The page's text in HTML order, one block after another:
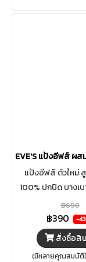
พร้อมผสำม
EVE'S แป้งอีฟส์ ผ
แป้งอีฟส์ ตัวใหม่
100% ปกปิด บางเ
พื้นและกันแ
฿690
฿390 -
สั่งซื้อสิ
(มีหลายคุณสมบัติ